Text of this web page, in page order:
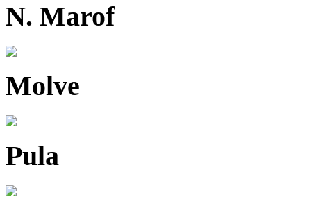
N. Marof
Molve
Pula